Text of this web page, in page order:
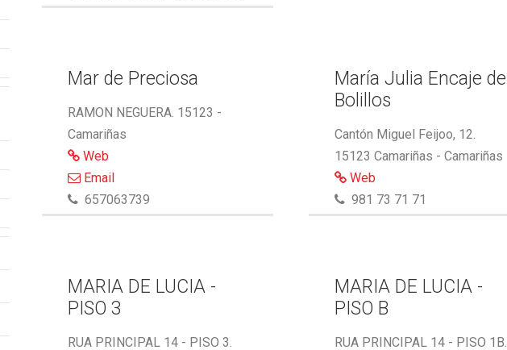
Mar de Preciosa
RAMON NEGUERA. 15123 -
Camariñas
Web
Email
657063739
María Julia Encaje de
Bolillos
Cantón Miguel Feijoo, 12.
15123 Camariñas - Camariñas
Web
981 73 71 71
MARIA DE LUCIA -
PISO 3
RUA PRINCIPAL 14 - PISO 3.
MARIA DE LUCIA -
PISO B
RUA PRINCIPAL 14 - PISO 1B.